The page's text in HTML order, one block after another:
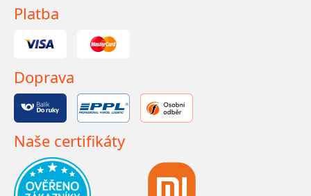
Platba
Doprava
Naše certifikáty